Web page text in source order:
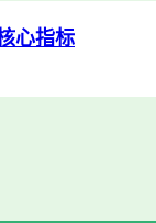
心指标